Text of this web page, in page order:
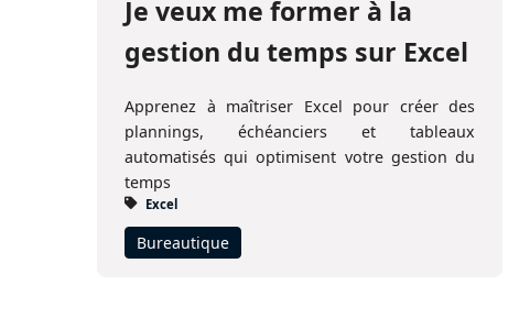
Je veux me former à la
gestion du temps sur Excel
Apprenez à maîtriser Excel pour créer des
plannings, échéanciers et tableaux
automatisés qui optimisent votre gestion du
temps
Excel
Bureautique